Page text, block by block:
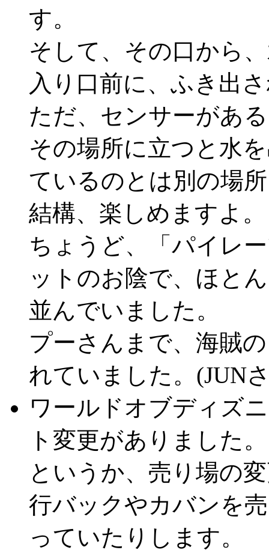
す。
そして、その口から
入り口前に、ふき出
ただ、センサーがあ
その場所に立つと水
ているのとは別の場
結構、楽しめますよ。
ちょうど、「パイレ
ットのお陰で、ほと
並んでいました。
プーさんまで、海賊
れていました。(JUN
ワールドオブディズ
ト変更がありました。
というか、売り場の
行バックやカバンを
っていたりします。